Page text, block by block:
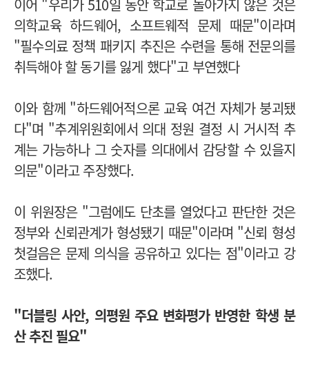
이어 "우리가 510일 동안 학교로 돌아가지 않은 것은
의학교육 하드웨어, 소프트웨적 문제 때문"이라며
"필수의료 정책 패키지 추진은 수련을 통해 전문의를
취득해야 할 동기를 잃게 했다"고 부연했다
이와 함께 "하드웨어적으론 교육 여건 자체가 붕괴됐
다"며 "추계위원회에서 의대 정원 결정 시 거시적 추
계는 가능하나 그 숫자를 의대에서 감당할 수 있을지
의문"이라고 주장했다.
이 위원장은 "그럼에도 단초를 열었다고 판단한 것은
정부와 신뢰관계가 형성됐기 때문"이라며 "신뢰 형성
첫걸음은 문제 의식을 공유하고 있다는 점"이라고 강
조했다.
"더블링 사안, 의평원 주요 변화평가 반영한 학생 분
산 추진 필요"